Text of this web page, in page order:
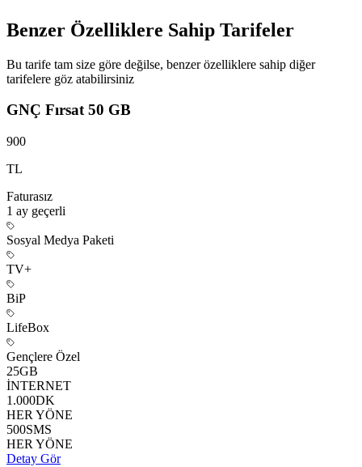
Benzer Özelliklere Sahip Tarifeler
Bu tarife tam size göre değilse, benzer özelliklere sahip diğer
tarifelere göz atabilirsiniz
GNÇ Fırsat 50 GB
900
TL
Faturasız
1 ay geçerli
Sosyal Medya Paketi
TV+
BiP
LifeBox
Gençlere Özel
25GB
İNTERNET
1.000DK
HER YÖNE
500SMS
HER YÖNE
Detay Gör